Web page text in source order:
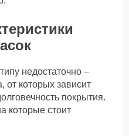
недостаточно –
от которых зависит
покрытия.
которые стоит